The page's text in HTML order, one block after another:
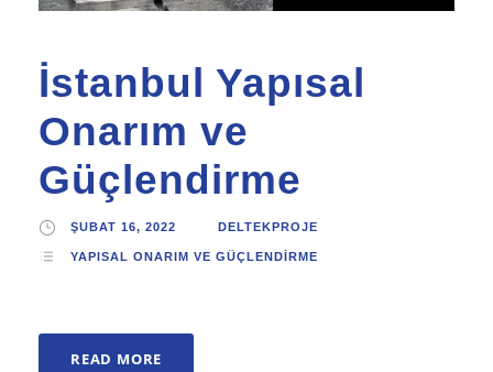
İstanbul Yapısal
Onarım ve
Güçlendirme
ŞUBAT 16, 2022 DELTEKPROJE
YAPISAL ONARIM VE GÜÇLENDIRME
READ MORE